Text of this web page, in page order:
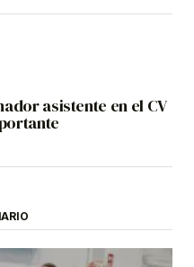
asistente en el CV